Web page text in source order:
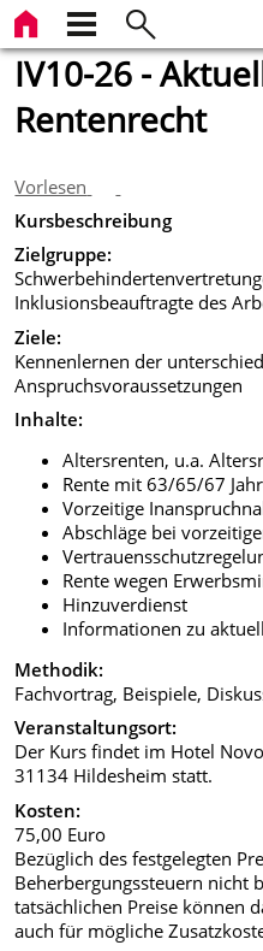
IV10-26 -
Rentenrecht
Vorlesen
Kursbeschreibung
Zielgruppe:
Inklusionsbeauftragte des
Ziele:
Kennenlernen der
Anspruchsvoraussetzungen
Inhalte:
Altersrenten, u.a.
Rente mit 63/65/67
Vorzeitige
Abschläge bei
Rente wegen
Hinzuverdienst
Informationen zu
Methodik:
Fachvortrag, Beispiele,
Veranstaltungsort:
Der Kurs findet im Hotel
31134 Hildesheim statt.
Kosten:
75,00 Euro
Bezüglich des festgelegten
Beherbergungssteuern nicht
tatsächlichen Preise können
auch für mögliche